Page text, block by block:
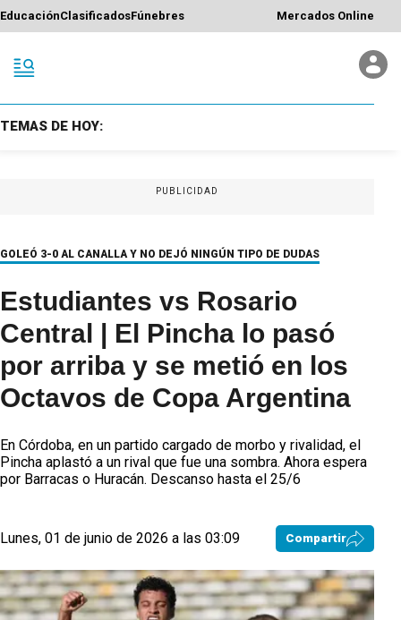
EducaciónClasificadosFúnebres Mercados Online
TEMAS DE HOY:
PUBLICIDAD
GOLEÓ 3-0 AL CANALLA Y NO DEJÓ NINGÚN TIPO DE DUDAS
Estudiantes vs Rosario
Central | El Pincha lo pasó
por arriba y se metió en los
Octavos de Copa Argentina
En Córdoba, en un partido cargado de morbo y rivalidad, el
Pincha aplastó a un rival que fue una sombra. Ahora espera
por Barracas o Huracán. Descanso hasta el 25/6
Lunes, 01 de junio de 2026 a las 03:09 Compartir